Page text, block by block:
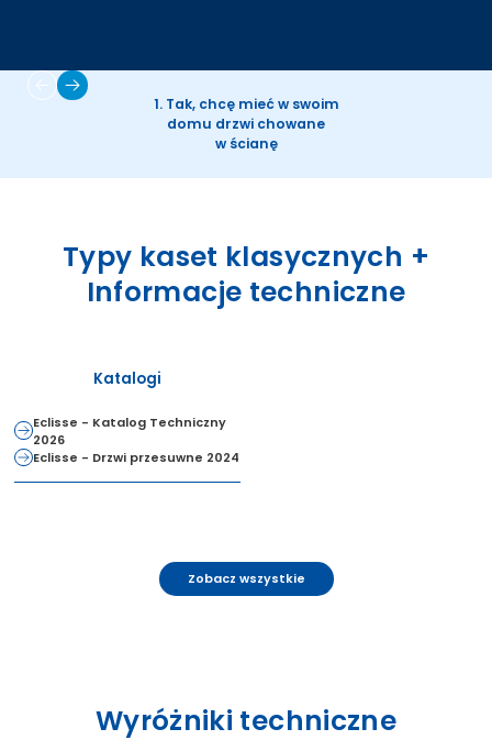
1. Tak, chcę mieć w swoim
domu drzwi chowane
w ścianę
Typy kaset klasycznych +
Informacje techniczne
Katalogi
Eclisse - Katalog Techniczny
2026
Eclisse - Drzwi przesuwne 2024
Zobacz wszystkie
Wyróżniki techniczne